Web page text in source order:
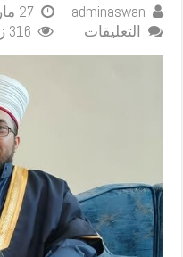
adminaswan 27 مارس، 2026
التعليقات
الشافعية:
دراسة
فقهية
مختصرة
مغلقة
316 زيارة